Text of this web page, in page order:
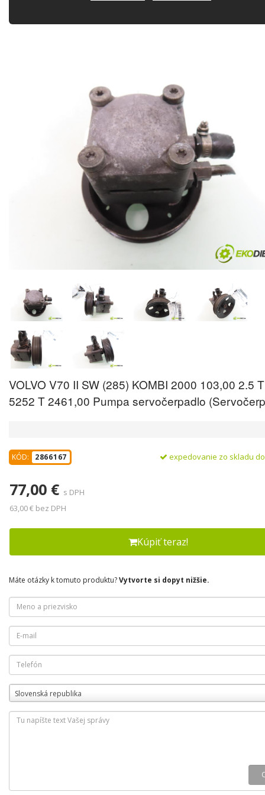
VOLVO V70 II SW (285) KOMBI 2000 103,00 2.5
5252 T 2461,00 Pumpa servočerpadlo
KÓD: 2866167 expedovanie zo skladu
77,00 € s DPH
63,00 € bez DPH
Kúpiť teraz!
Máte otázky k tomuto produktu?Vytvorte si dopyt nižšie.
Slovenská republika